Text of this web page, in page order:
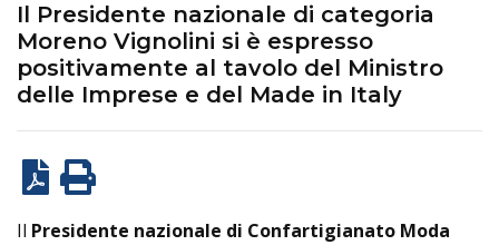
Il Presidente nazionale di categoria
Moreno Vignolini si è espresso
positivamente al tavolo del Ministro
delle Imprese e del Made in Italy
Il Presidente nazionale di Confartigianato Moda